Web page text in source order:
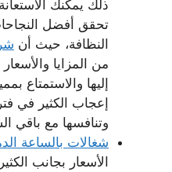
ذلك يمكنك
تحقق أفضل
النظافة، حيث أن
من المزايا
إليها والاستمتاع
إعجاب الكثير في
وتنافسها مع باقي
شغالات بالساعة
الأسعار بجانب